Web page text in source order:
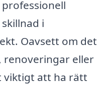
i
Oavsett om det
renoveringar eller
viktigt att ha rätt